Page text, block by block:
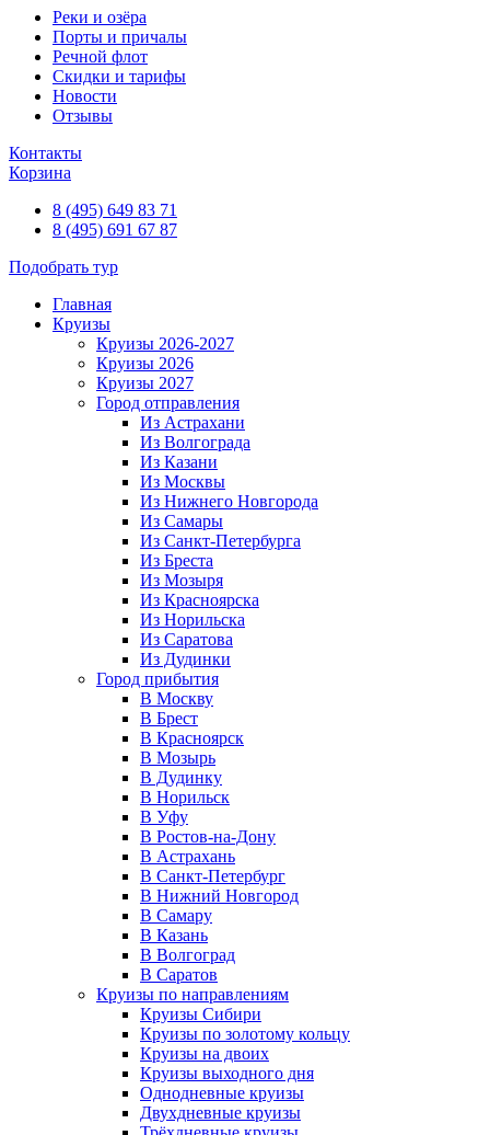
Реки и озёра
Порты и причалы
Речной флот
Скидки и тарифы
Новости
Отзывы
Контакты
Корзина
8 (495) 649 83 71
8 (495) 691 67 87
Подобрать тур
Главная
Круизы
Круизы 2026-2027
Круизы 2026
Круизы 2027
Город отправления
Из Астрахани
Из Волгограда
Из Казани
Из Москвы
Из Нижнего Новгорода
Из Самары
Из Санкт-Петербурга
Из Бреста
Из Мозыря
Из Красноярска
Из Норильска
Из Саратова
Из Дудинки
Город прибытия
В Москву
В Брест
В Красноярск
В Мозырь
В Дудинку
В Норильск
В Уфу
В Ростов-на-Дону
В Астрахань
В Санкт-Петербург
В Нижний Новгород
В Самару
В Казань
В Волгоград
В Саратов
Круизы по направлениям
Круизы Сибири
Круизы по золотому кольцу
Круизы на двоих
Круизы выходного дня
Однодневные круизы
Двухдневные круизы